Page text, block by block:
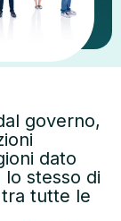
governo,
dato
stesso di
tutte le